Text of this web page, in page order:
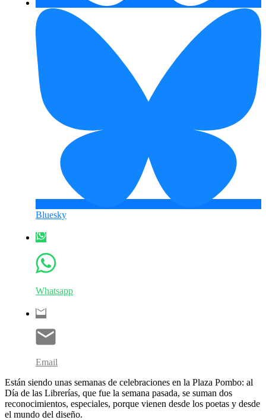
Bluesky
Whatsapp
Email
Están siendo unas semanas de celebraciones en la Plaza Pombo: al
Día de las Librerías, que fue la semana pasada, se suman dos
reconocimientos, especiales, porque vienen desde los poetas y desde
el mundo del diseño.